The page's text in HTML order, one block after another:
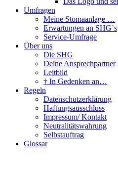
Umfragen
Meine Stomaanlage …
Erwartungen an SHG´s
Service-Umfrage
Über uns
Die SHG
Deine Ansprechpartner
Leitbild
† In Gedenken an…
Regeln
Datenschutzerklärung
Haftungsausschluss
Impressum/ Kontakt
Neutralitätswahrung
Selbstauftrag
Glossar